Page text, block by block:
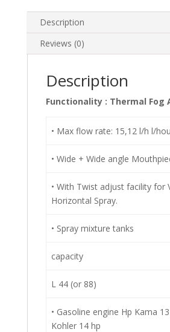
Description
Reviews (0)
Description
Functionality : Thermal Fog
• Max flow rate: 15,12 l/h l/
• Wide + Wide angle
• With Twist adjust facility for
Horizontal Spray.
• Spray mixture tanks
capacity
L 44 (or 88)
• Gasoline engine Hp Kama
Kohler 14 hp